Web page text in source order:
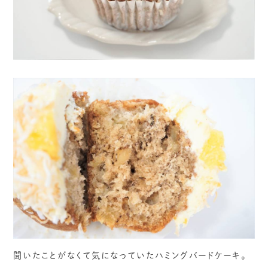
聞いたことがなくて気になっていたハミングバードケーキ。